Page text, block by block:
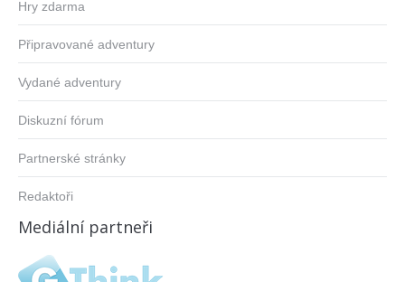
Hry zdarma
Připravované adventury
Vydané adventury
Diskuzní fórum
Partnerské stránky
Redaktoři
Mediální partneři